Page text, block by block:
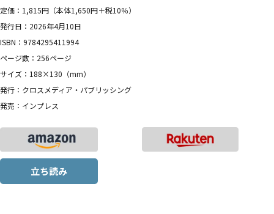
定価：1,815円（本体1,650円＋税10％）
発行日：2026年4月10日
ISBN：9784295411994
ページ数：256ページ
サイズ：188×130（mm）
発行：クロスメディア・パブリッシング
発売：インプレス
立ち読み